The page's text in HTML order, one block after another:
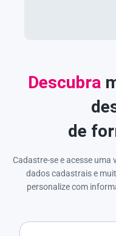
Descubra
de
Cadastre-se e acesse
dados cadastrais e
personalize com